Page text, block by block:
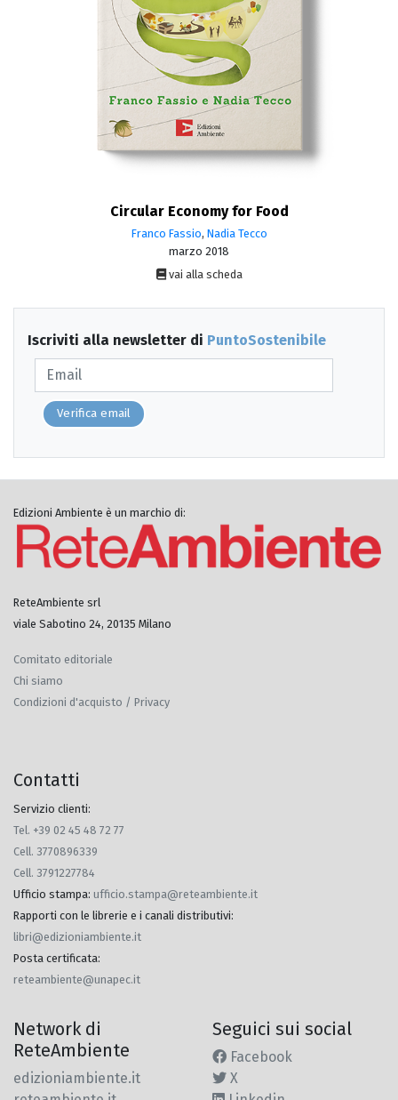
Circular Economy for Food
Franco Fassio, Nadia Tecco
marzo 2018
vai alla scheda
Iscriviti alla newsletter di PuntoSostenibile
Verifica email
Edizioni Ambiente è un marchio di:
ReteAmbiente srl
viale Sabotino 24, 20135 Milano
Comitato editoriale
Chi siamo
Condizioni d'acquisto / Privacy
Contatti
Servizio clienti:
Tel. +39 02 45 48 72 77
Cell. 3770896339
Cell. 3791227784
Ufficio stampa: ufficio.stampa@reteambiente.it
Rapporti con le librerie e i canali distributivi:
libri@edizioniambiente.it
Posta certificata:
reteambiente@unapec.it
Network di
ReteAmbiente
edizioniambiente.it
Seguici sui social
Facebook
X